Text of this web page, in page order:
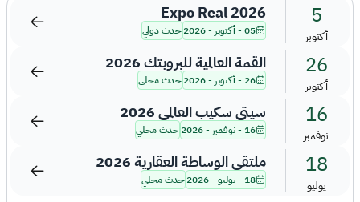
5
أكتوبر
Expo Real 2026
05 - أكتوبر - 2026 حدث دولي
26
أكتوبر
القمة العالمية للبروبتك 2026
26 - أكتوبر - 2026 حدث محلي
16
نوفمبر
سيتي سكيب العالمي 2026
16 - نوفمبر - 2026 حدث محلي
18
يوليو
ملتقى الوساطة العقارية 2026
18 - يوليو - 2026 حدث محلي